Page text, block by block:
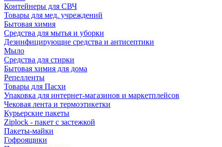
Контейнеры для СВЧ
Товары для мед. учреждений
Бытовая химия
Средства для мытья и уборки
Дезинфицирующие средства и антисептики
Мыло
Средства для стирки
Бытовая химия для дома
Репелленты
Товары для Пасхи
Упаковка для интернет-магазинов и маркетплейсов
Чековая лента и термоэтикетки
Курьерские пакеты
Ziplock - пакет с застежкой
Пакеты-майки
Гофроящики